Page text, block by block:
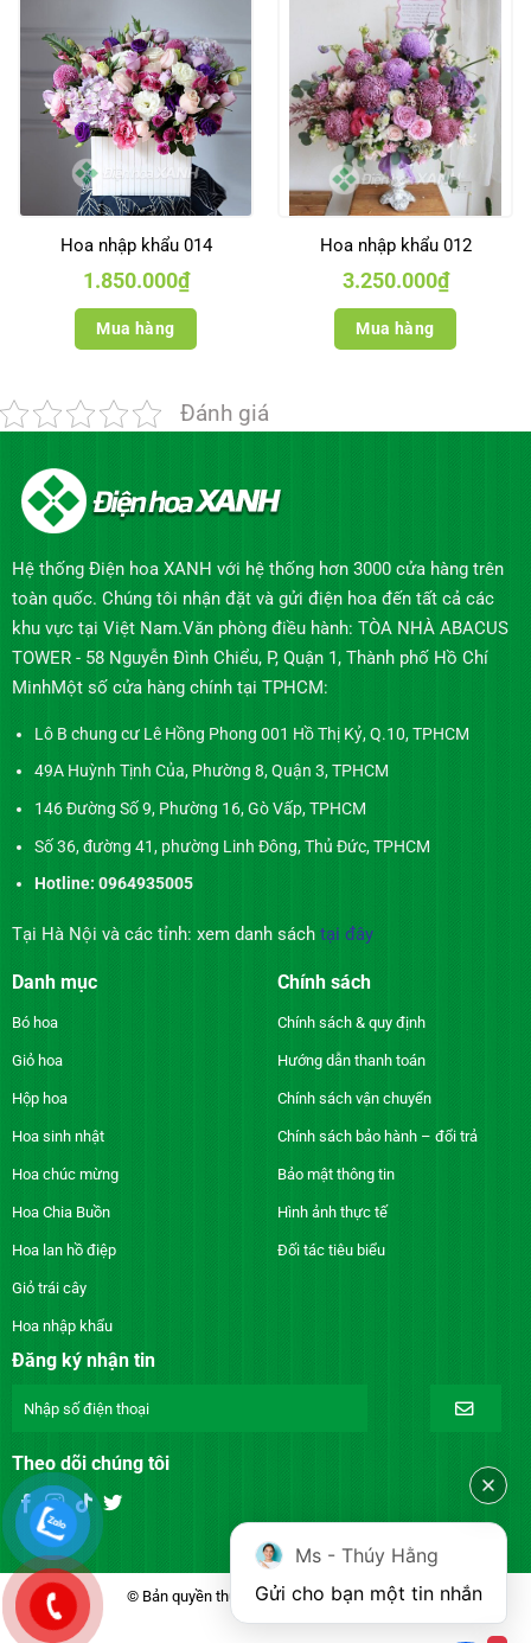
Hoa nhập khẩu 014
1.850.000₫
Mua hàng
Hoa nhập khẩu 012
3.250.000₫
Mua hàng
Đánh giá
Hệ thống Điện hoa XANH với hệ thống hơn 3000 cửa hàng trên
toàn quốc. Chúng tôi nhận đặt và gửi điện hoa đến tất cả các
khu vực tại Việt Nam.Văn phòng điều hành: TÒA NHÀ ABACUS
TOWER - 58 Nguyễn Đình Chiểu, P, Quận 1, Thành phố Hồ Chí
MinhMột số cửa hàng chính tại TPHCM:
Lô B chung cư Lê Hồng Phong 001 Hồ Thị Kỷ, Q.10, TPHCM
49A Huỳnh Tịnh Của, Phường 8, Quận 3, TPHCM
146 Đường Số 9, Phường 16, Gò Vấp, TPHCM
Số 36, đường 41, phường Linh Đông, Thủ Đức, TPHCM
Hotline: 0964935005
Tại Hà Nội và các tỉnh: xem danh sách tại đây
Danh mục
Bó hoa
Giỏ hoa
Hộp hoa
Hoa sinh nhật
Hoa chúc mừng
Hoa Chia Buồn
Hoa lan hồ điệp
Giỏ trái cây
Hoa nhập khẩu
Chính sách
Chính sách & quy định
Hướng dẫn thanh toán
Chính sách vận chuyển
Chính sách bảo hành – đổi trả
Bảo mật thông tin
Hình ảnh thực tế
Đối tác tiêu biểu
Đăng ký nhận tin
Theo dõi chúng tôi
© Bản quyền thuộc về DienhoaXANH.com
Ms - Thúy Hằng
Gửi cho bạn một tin nhắn